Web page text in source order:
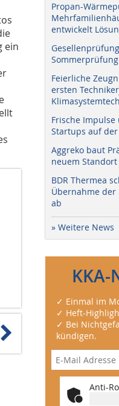
ein
Propan-
entwickelt
Feierliche
ersten
Frische Impulse
Startups auf
Aggreko baut
neuem
BDR Thermea
Übernahme
ab
» Weitere News
✓ Einmal im
✓ Heft-
✓ Bei
kündigen.
Anti-